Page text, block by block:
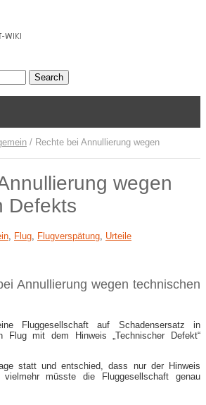
/ Rechte bei Annullierung wegen
wegen
Defekts
Flug Flugverspätung Urteile
Annullierung wegen technischen
Fluggesellschaft auf Schadensersatz in
Flug mit dem Hinweis „Technischer Defekt“
statt und entschied, dass nur der Hinweis
müsste die Fluggesellschaft genau